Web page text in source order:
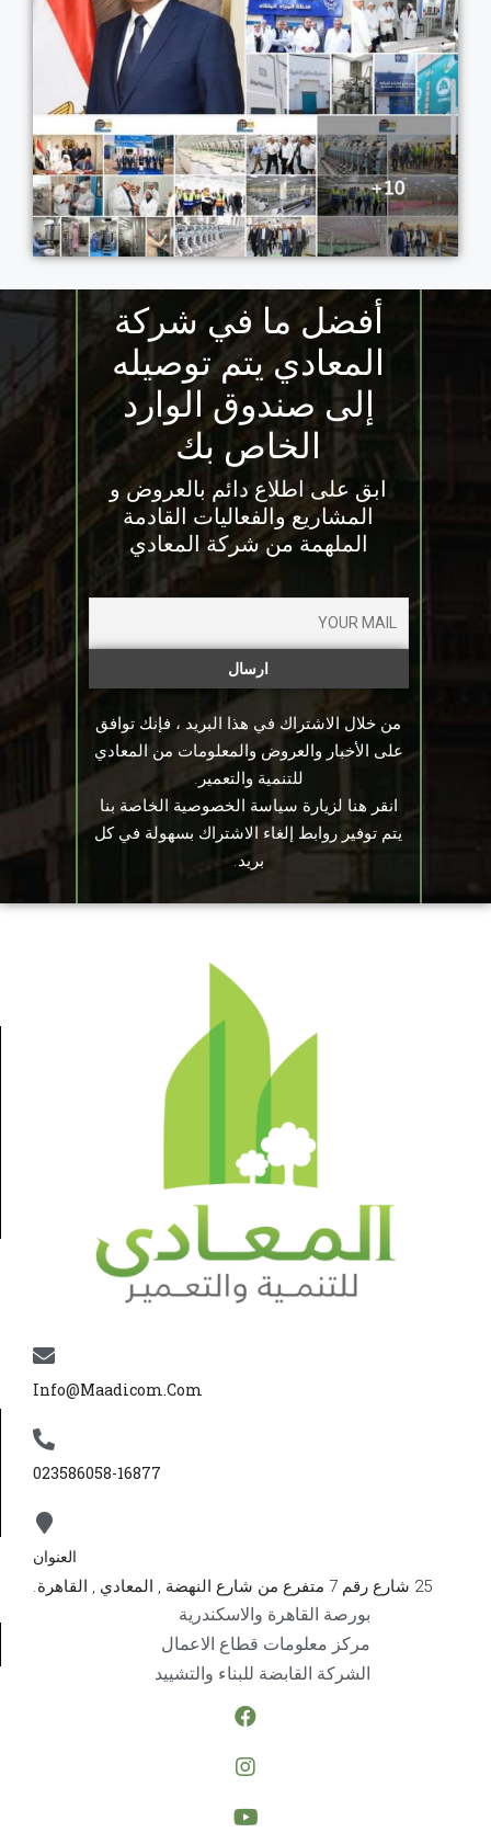
أفضل ما في شركة
المعادي يتم توصيله
إلى صندوق الوارد
الخاص بك
ابق على اطلاع دائم بالعروض و
المشاريع والفعاليات القادمة
الملهمة من شركة المعادي
من خلال الاشتراك في هذا البريد ، فإنك توافق
على الأخبار والعروض والمعلومات من المعادي
للتنمية والتعمير.
انقر هنا لزيارة سياسة الخصوصية الخاصة بنا
يتم توفير روابط إلغاء الاشتراك بسهولة في كل
بريد.
Info@maadicom.com
023586058-16877
العنوان
25 شارع رقم 7 متفرع من شارع النهضة , المعادي , القاهرة.
بورصة القاهرة والاسكندرية
مركز معلومات قطاع الاعمال
الشركة القابضة للبناء والتشييد